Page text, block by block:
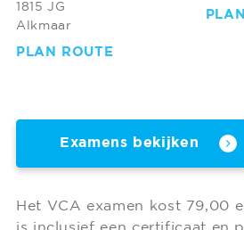
1815 JG
Alkmaar
PLAN ROUTE
Examens bekijken
Het VCA examen kost 79,00